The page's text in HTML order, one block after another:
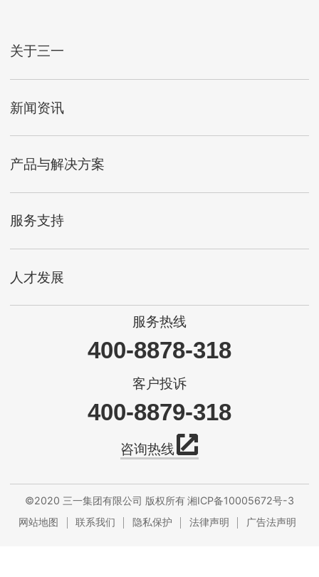
关于三一
新闻资讯
产品与解决方案
服务支持
人才发展
服务热线
400-8878-318
客户投诉
400-8879-318
咨询热线
©2020 三一集团有限公司 版权所有湘ICP备10005672号-3
网站地图
联系我们 隐私保护 法律声明 广告法声明